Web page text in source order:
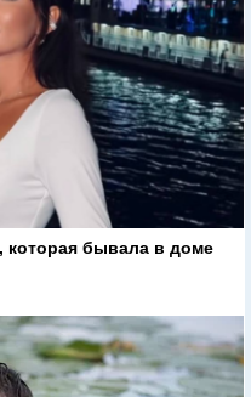
которая бывала в доме